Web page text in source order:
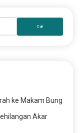
ke Makam Bung
Akar